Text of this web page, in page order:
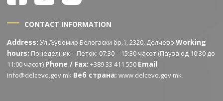
CONTACT INFORMATION
Address: Ул.Љубомир Белогаски бр.1, 2320, ДелчевоWorking
hours: Понеделник – Петок: 07:30 – 15:30 часот (Пауза од 10:30 до
11:00 часот) Phone / Fax: +389 33 411 550 Email
info@delcevo.gov.mk Веб страна: www.delcevo.gov.mk